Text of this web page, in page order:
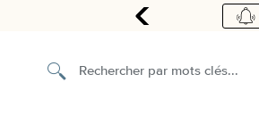
Rechercher par mots clés...